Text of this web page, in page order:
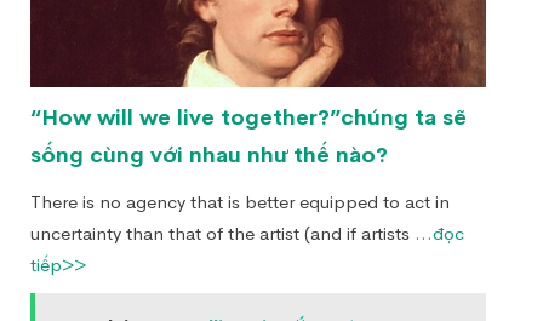
“How will we live together?”chúng ta sẽ
sống cùng với nhau như thế nào?
There is no agency that is better equipped to act in
uncertainty than that of the artist (and if artists ...đọc
tiếp>>